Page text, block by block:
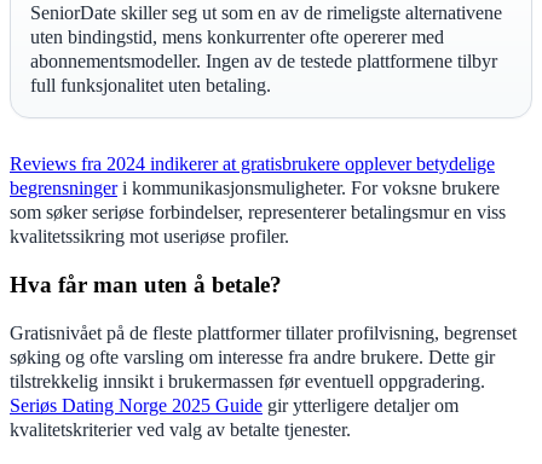
SeniorDate skiller seg ut som en av de rimeligste alternativene
uten bindingstid, mens konkurrenter ofte opererer med
abonnementsmodeller. Ingen av de testede plattformene tilbyr
full funksjonalitet uten betaling.
Reviews fra 2024 indikerer at gratisbrukere opplever betydelige
begrensningeri kommunikasjonsmuligheter. For voksne brukere
som søker seriøse forbindelser, representerer betalingsmur en viss
kvalitetssikring mot useriøse profiler.
Hva får man uten å betale?
Gratisnivået på de fleste plattformer tillater profilvisning, begrenset
søking og ofte varsling om interesse fra andre brukere. Dette gir
tilstrekkelig innsikt i brukermassen før eventuell oppgradering.
Seriøs Dating Norge 2025 Guide gir ytterligere detaljer om
kvalitetskriterier ved valg av betalte tjenester.